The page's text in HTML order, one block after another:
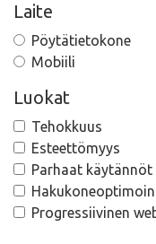
Laite
Pöytätietokone
Mobiili
Luokat
Tehokkuus
Esteettömyys
Parhaat käytännöt
Progressiivinen